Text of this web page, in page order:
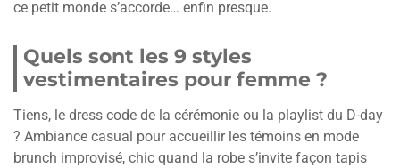
ce petit monde s’accorde… enfin presque.
Quels sont les 9 styles
vestimentaires pour femme ?
Tiens, le dress code de la cérémonie ou la playlist du D-day
? Ambiance casual pour accueillir les témoins en mode
brunch improvisé, chic quand la robe s’invite façon tapis